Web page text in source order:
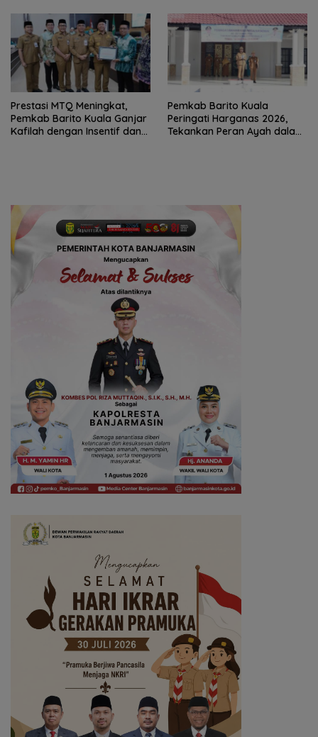
Prestasi MTQ Meningkat,
Pemkab Barito Kuala Ganjar
Kafilah dengan Insentif dan
Pemkab Barito Kuala
Peringati Harganas 2026,
Tekankan Peran Ayah dalam